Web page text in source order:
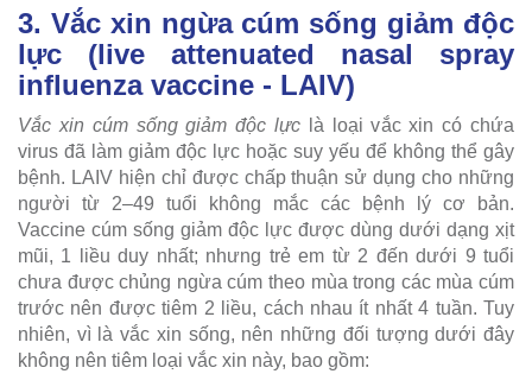
3. Vắc xin ngừa cúm sống giảm độc
lực (live attenuated nasal spray
influenza vaccine - LAIV)
Vắc xin cúm sống giảm độc lực là loại vắc xin có chứa
virus đã làm giảm độc lực hoặc suy yếu để không thể gây
bệnh. LAIV hiện chỉ được chấp thuận sử dụng cho những
người từ 2–49 tuổi không mắc các bệnh lý cơ bản.
Vaccine cúm sống giảm độc lực được dùng dưới dạng xịt
mũi, 1 liều duy nhất; nhưng trẻ em từ 2 đến dưới 9 tuổi
chưa được chủng ngừa cúm theo mùa trong các mùa cúm
trước nên được tiêm 2 liều, cách nhau ít nhất 4 tuần. Tuy
nhiên, vì là vắc xin sống, nên những đối tượng dưới đây
không nên tiêm loại vắc xin này, bao gồm: